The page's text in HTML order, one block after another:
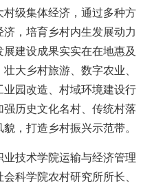
级集体经济，通过多种方
，培育乡村内生发展动力
建设成果实实在在地惠及
大乡村旅游、数字农业、
园改造、村域环境建设行
历史文化名村、传统村落
，打造乡村振兴示范带。
技术学院运输与经济管理
科学院农村研究所所长、